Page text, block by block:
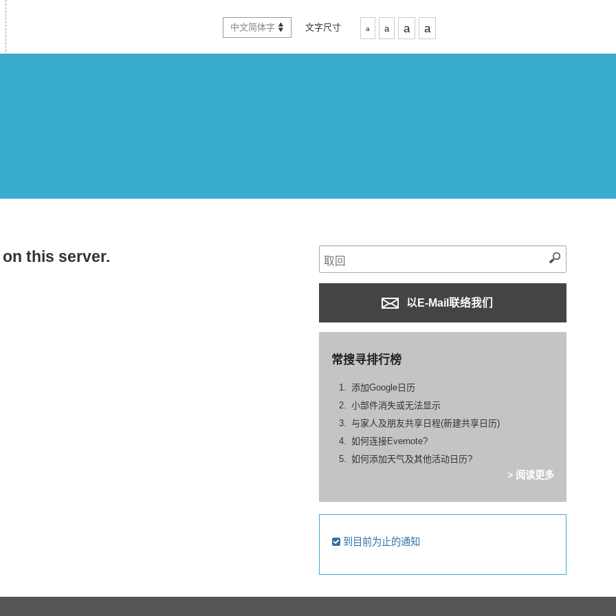
中文简体字 文字尺寸 a a a a
this server.
以E-Mail联络我们
常搜寻排行榜
添加Google日历
小部件消失或无法显示
与家人及朋友共享日程(新建共享日历)
如何连接Evernote?
如何添加天气及其他活动日历?
> 阅读更多
到目前为止的通知